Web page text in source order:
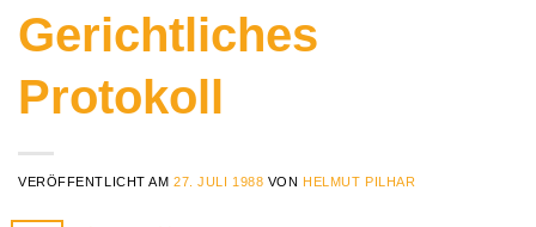
Gerichtliches
Protokoll
VERÖFFENTLICHT AM27. JULI 1988 VON HELMUT PILHAR